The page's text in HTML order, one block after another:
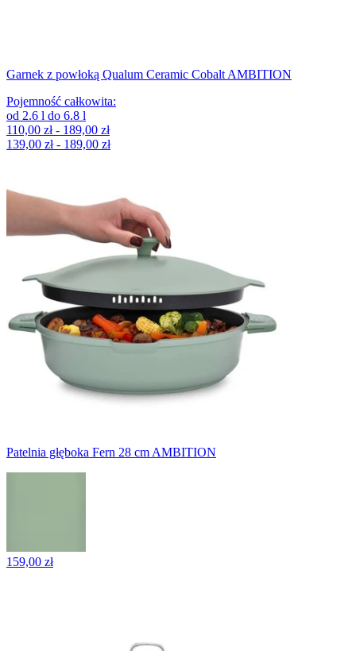
Garnek z powłoką Qualum Ceramic Cobalt AMBITION
Pojemność całkowita:
od 2.6 l do 6.8 l
110,00 zł - 189,00 zł
139,00 zł - 189,00 zł
Patelnia głęboka Fern 28 cm AMBITION
159,00 zł